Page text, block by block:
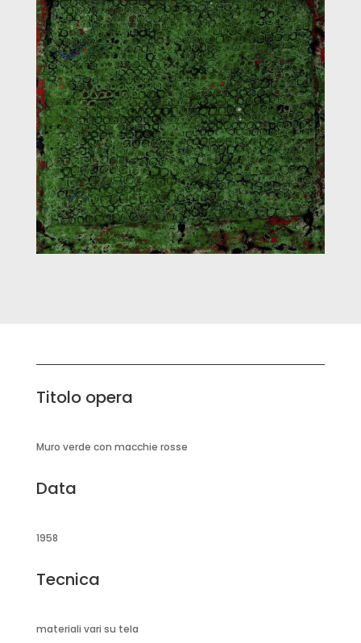
Titolo opera
Muro verde con macchie rosse
Data
1958
Tecnica
materiali vari su tela